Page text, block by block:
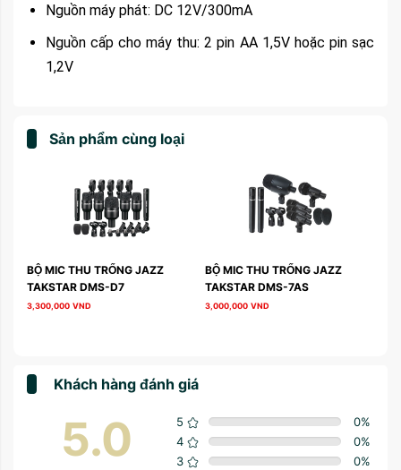
Nguồn máy phát: DC 12V/300mA
Nguồn cấp cho máy thu: 2 pin AA 1,5V hoặc pin sạc
1,2V
Sản phẩm cùng loại
BỘ MIC THU TRỐNG JAZZ
TAKSTAR DMS-D7
3,300,000 VND
BỘ MIC THU TRỐNG JAZZ
TAKSTAR DMS-7AS
3,000,000 VND
Khách hàng đánh giá
5.0 5 0%
4
0%
3
0%